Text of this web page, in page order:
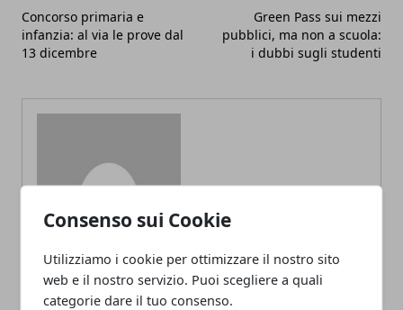
Consenso sui Cookie
Utilizziamo i cookie per ottimizzare il nostro sito
web e il nostro servizio. Puoi scegliere a quali
categorie dare il tuo consenso.
Concorso primaria e
infanzia: al via le prove dal
13 dicembre
Green Pass sui mezzi
pubblici, ma non a scuola:
i dubbi sugli studenti